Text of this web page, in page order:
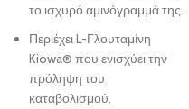
το ισχυρό αμινόγραμμά της.
Περιέχει L-Γλουταμίνη
Kiowa® που ενισχύει την
πρόληψη του
καταβολισμού.